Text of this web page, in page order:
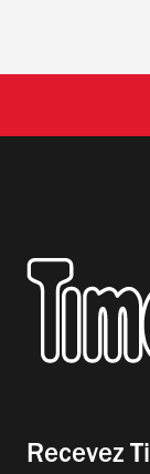
Recevez